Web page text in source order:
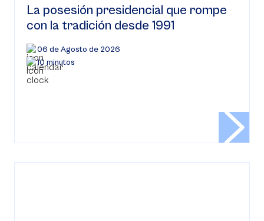
La posesión presidencial que rompe
con la tradición desde 1991
06 de Agosto de 2026
10 minutos